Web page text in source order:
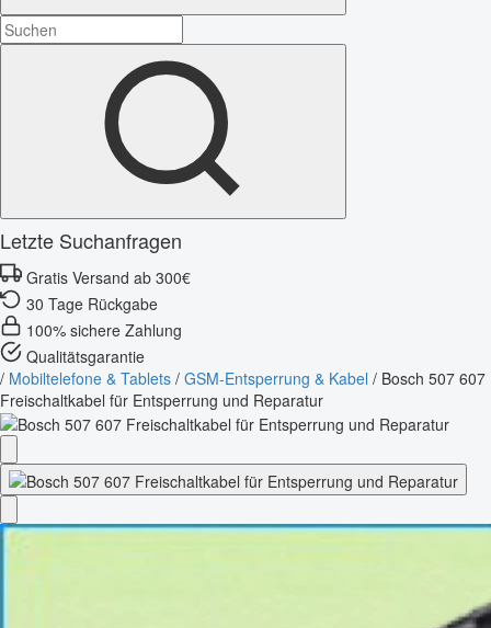
Letzte Suchanfragen
Gratis Versand ab 300€
30 Tage Rückgabe
100% sichere Zahlung
Qualitätsgarantie
/ Mobiltelefone & Tablets / GSM-Entsperrung & Kabel / Bosch 507 607
Freischaltkabel für Entsperrung und Reparatur